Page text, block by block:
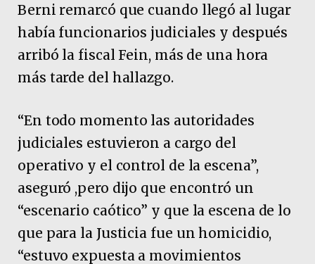
Berni remarcó que cuando llegó al lugar
había funcionarios judiciales y después
arribó la fiscal Fein, más de una hora
más tarde del hallazgo.
“En todo momento las autoridades
judiciales estuvieron a cargo del
operativo y el control de la escena”,
aseguró ,pero dijo que encontró un
“escenario caótico” y que la escena de lo
que para la Justicia fue un homicidio,
“estuvo expuesta a movimientos